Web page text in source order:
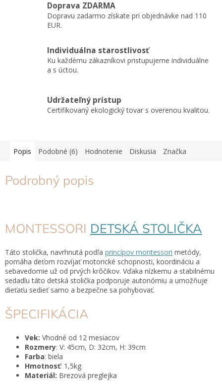
Doprava ZDARMA
Dopravu zadarmo získate pri objednávke nad 110
EUR.
Individuálna starostlivosť
Ku každému zákazníkovi pristupujeme individuálne
a s úctou.
Udržateľný prístup
Certifikovaný ekologický tovar s overenou kvalitou.
Popis Podobné (6) Hodnotenie Diskusia Značka
Podrobný popis
MONTESSORI DETSKÁ STOLIČKA
Táto stolička, navrhnutá podľa princípov montessori metódy,
pomáha deťom rozvíjať motorické schopnosti, koordináciu a
sebavedomie už od prvých krôčikov. Vďaka nízkemu a stabilnému
sedadlu táto detská stolička podporuje autonómiu a umožňuje
dieťaťu sedieť samo a bezpečne sa pohybovať.
ŠPECIFIKÁCIA
Vek: Vhodné od 12 mesiacov
Rozmery: V: 45cm, D: 32cm, H: 39cm
Farba: biela
Hmotnosť: 1,5kg
Materiál: Brezová preglejka